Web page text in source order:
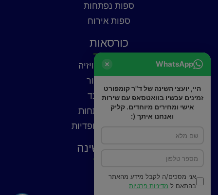
ספות נפתחות
ספות אירוח
כורסאות
כורסאות טלוויזיה
כורסאות עור
כורסאות בד
כורסאות נפתחות
כורסאות אורטופדיות
פתרונות שינה
WhatsApp
היי, יועצי השינה של ד"ר קומפורט
זמינים עכשיו בוואטסאפ עם שירות
אישי ומחירים מיוחדים. קליק
ואנחנו איתך (:
אני מסכים/ה לקבל מידע מהאתר
בהתאם ל מדיניות פרטיות